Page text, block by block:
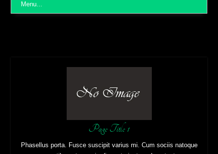
Menu...
Page Title 1
Phasellus porta. Fusce suscipit varius mi. Cum sociis natoque